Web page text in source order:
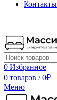
Контакты
0 Избранное
0 товаров / 0₽
Меню